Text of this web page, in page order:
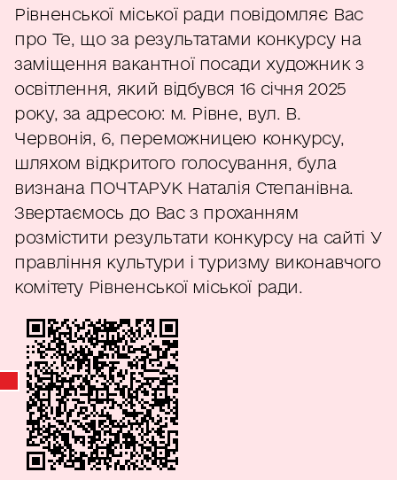
Рівненської міської ради повідомляє Bac
про Te, що за результатами конкурсу на
заміщення вакантної посади художник з
освітлення, який відбувся 16 січня 2025
року, за адресою: м. Рівне, вул. В.
Червонія, 6, переможницею конкурсу,
шляхом відкритого голосування, була
визнана ПОЧТАРУК Наталія Степанівна.
Звертаємось до Вас з проханням
розмістити результати конкурсу на сайті У
правління культури і туризму виконавчого
комітету Рівненської міської ради.